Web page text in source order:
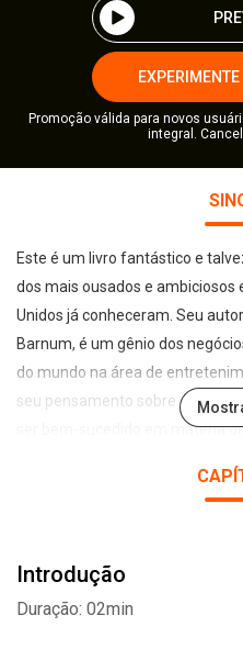
Promoção válida para novos
integral.
Este é um livro fantástico e
dos mais ousados e ambiciosos
Unidos já conheceram. Seu
Barnum, é um gênio dos
do mundo na área de
seu pensamento sobre os
ser bem-sucedido em matéria
importantes líderes
profissional. O filme “O Rei do
Jackman, é baseado na vida do
Introdução
Duração: 02min